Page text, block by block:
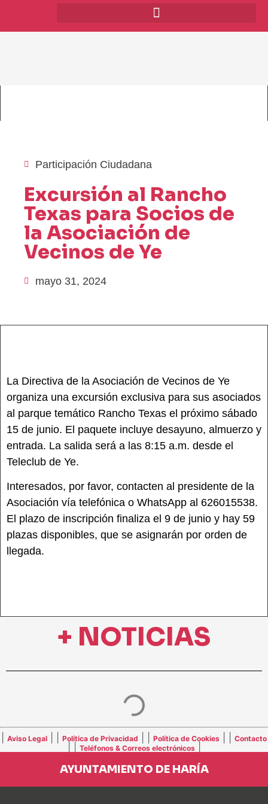
Participación Ciudadana
Excursión al Rancho
Texas para Socios de
la Asociación de
Vecinos de Ye
mayo 31, 2024
La Directiva de la Asociación de Vecinos de Ye
organiza una excursión exclusiva para sus asociados
al parque temático Rancho Texas el próximo sábado
15 de junio. El paquete incluye desayuno, almuerzo y
entrada. La salida será a las 8:15 a.m. desde el
Teleclub de Ye.
Interesados, por favor, contacten al presidente de la
Asociación vía telefónica o WhatsApp al 626015538.
El plazo de inscripción finaliza el 9 de junio y hay 59
plazas disponibles, que se asignarán por orden de
llegada.
+ NOTICIAS
Aviso Legal Política de Privacidad Política de Cookies Contacto
Teléfonos & Correos electrónicos|
AYUNTAMIENTO DE HARÍA